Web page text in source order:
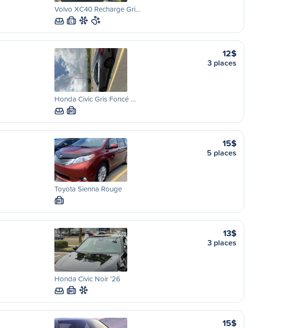
Volvo XC40 Recharge Gri…
L
Honda Civic Gris Foncé …
M
12$
3 places
Toyota Sienna Rouge
M
15$
5 places
Honda Civic Noir '26
M
13$
3 places
15$